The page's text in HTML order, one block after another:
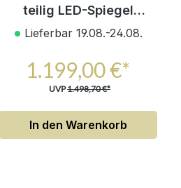
teilig LED-Spiegel
Hochschrank 3er Boxen
weiss hochglanz
Lieferbar 19.08.-24.08.
1.199,00 €*
UVP1.498,70 €*
In den Warenkorb